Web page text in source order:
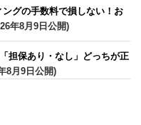
ングの手数料で損しない！お
年8月9日公開)
担保あり・なし」どっちが正
8月9日公開)